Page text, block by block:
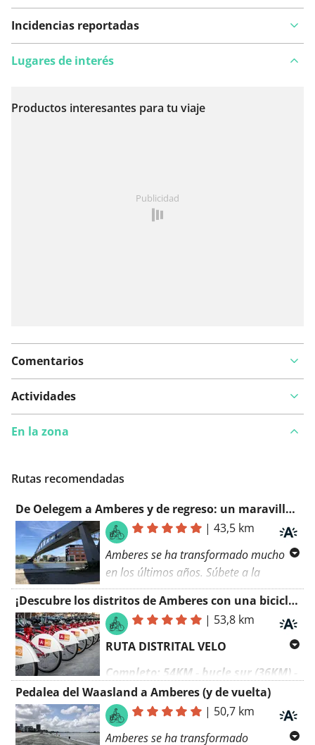
Incidencias reportadas
Ver en el mapa
Lugares de interés
Productos interesantes para tu viaje
Publicidad
Comentarios
Actividades
En la zona
Rutas recomendadas
De Oelegem a Amberes y de regreso: un maravilloso recorrido en bicicleta a través de la naturaleza
|43,5 km
Amberes se ha transformado mucho
en los últimos años. Súbete a la
bicicleta y descúbrelo con tus propios
ojos en esta hermosa ruta en bicicleta
de Oelegem a Amberes y de regreso.
Disfruta del hermoso paisaje, la zona
También en Amberes hay infinitas
posibilidades: puedes descubrir una
arquitectura increíble, visitar museos,
almorzar cómodamente en una terraza
¡Descubre los distritos de Amberes con una bicicleta de ciudad!
| 53,8 km
RUTA DISTRITAL VELO
Completo: 54KM - bucle sur (36KM) -
bucle norte (28.5KM) - camino de
conexión (4.25KM)
Cuando uno escucha el nombre de
Pedalea del Waasland a Amberes (y de vuelta)
| 50,7 km
Amberes se ha transformado